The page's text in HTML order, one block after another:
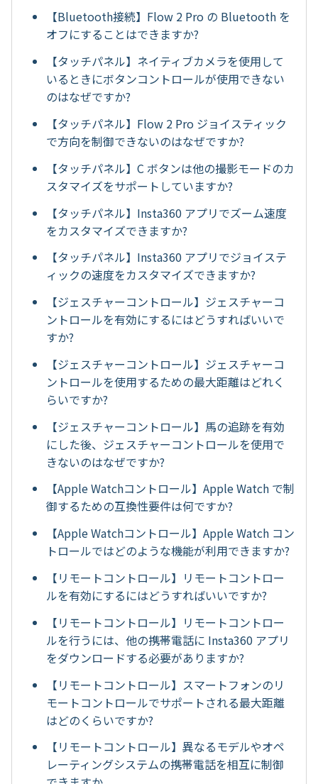
【Bluetooth接続】Flow 2 Pro の Bluetooth を
オフにすることはできますか?
【タッチパネル】ネイティブカメラを使用して
いるときにボタンコントロールが使用できない
のはなぜですか?
【タッチパネル】Flow 2 Pro ジョイスティック
で方向を制御できないのはなぜですか?
【タッチパネル】C ボタンは他の撮影モードのカ
スタマイズをサポートしていますか?
【タッチパネル】Insta360 アプリでズーム速度
をカスタマイズできますか?
【タッチパネル】Insta360 アプリでジョイステ
ィックの速度をカスタマイズできますか?
【ジェスチャーコントロール】ジェスチャーコ
ントロールを有効にするにはどうすればいいで
すか?
【ジェスチャーコントロール】ジェスチャーコ
ントロールを使用するための最大距離はどれく
らいですか?
【ジェスチャーコントロール】馬の追跡を有効
にした後、ジェスチャーコントロールを使用で
きないのはなぜですか?
【Apple Watchコントロール】Apple Watch で制
御するための互換性要件は何ですか?
【Apple Watchコントロール】Apple Watch コン
トロールではどのような機能が利用できますか?
【リモートコントロール】リモートコントロー
ルを有効にするにはどうすればいいですか?
【リモートコントロール】リモートコントロー
ルを行うには、他の携帯電話に Insta360 アプリ
をダウンロードする必要がありますか?
【リモートコントロール】スマートフォンのリ
モートコントロールでサポートされる最大距離
はどのくらいですか?
【リモートコントロール】異なるモデルやオペ
レーティングシステムの携帯電話を相互に制御